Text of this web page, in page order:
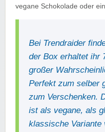
vegane Schokolade oder
Bei Trendraider
der Box erhaltet ihr
großer
Perfekt zum selber
zum Verschenken.
ist als vegane, als
klassische